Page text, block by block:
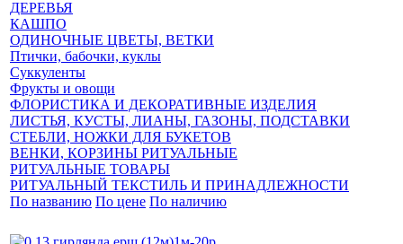
ДЕРЕВЬЯ
КАШПО
ОДИНОЧНЫЕ ЦВЕТЫ, ВЕТКИ
Птички, бабочки, куклы
Суккуленты
Фрукты и овощи
ФЛОРИСТИКА И ДЕКОРАТИВНЫЕ ИЗДЕЛИЯ
ЛИСТЬЯ, КУСТЫ, ЛИАНЫ, ГАЗОНЫ, ПОДСТАВКИ
СТЕБЛИ, НОЖКИ ДЛЯ БУКЕТОВ
ВЕНКИ, КОРЗИНЫ РИТУАЛЬНЫЕ
РИТУАЛЬНЫЕ ТОВАРЫ
РИТУАЛЬНЫЙ ТЕКСТИЛЬ И ПРИНАДЛЕЖНОСТИ
По названию По цене По наличию